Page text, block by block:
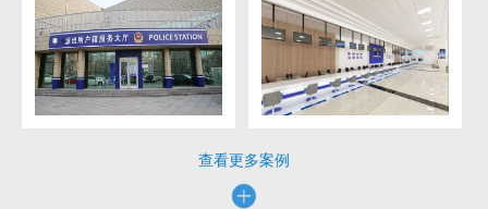
查看更多案例